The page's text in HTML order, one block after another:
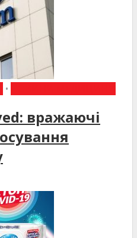
•
вражаючі